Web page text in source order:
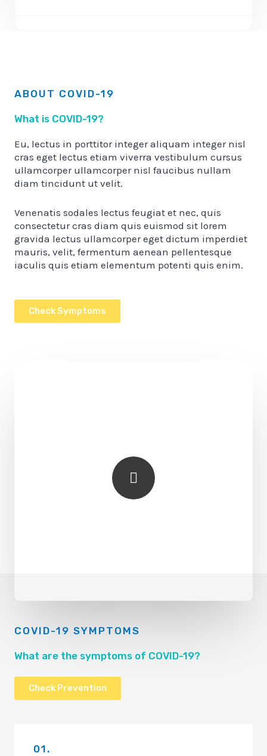
ABOUT COVID-19
What is COVID-19?
Eu, lectus in porttitor integer aliquam integer nisl
cras eget lectus etiam viverra vestibulum cursus
ullamcorper ullamcorper nisl faucibus nullam
diam tincidunt ut velit.
Venenatis sodales lectus feugiat et nec, quis
consectetur cras diam quis euismod sit lorem
gravida lectus ullamcorper eget dictum imperdiet
mauris, velit, fermentum aenean pellentesque
iaculis quis etiam elementum potenti quis enim.
Check Symptoms
COVID-19 SYMPTOMS
What are the symptoms of COVID-19?
Check Prevention
01.